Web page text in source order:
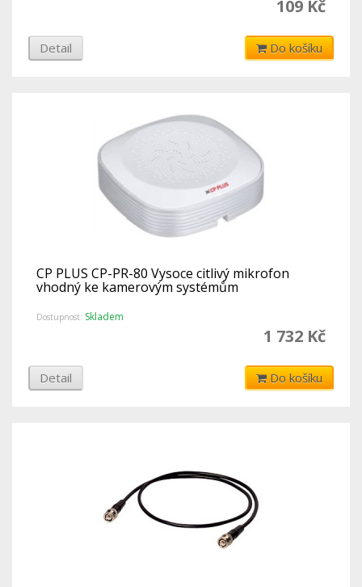
109 Kč
Detail Do košíku
CP PLUS CP-PR-80 Vysoce citlivý mikrofon
vhodný ke kamerovým systémům
Dostupnost: Skladem
1 732 Kč
Detail Do košíku